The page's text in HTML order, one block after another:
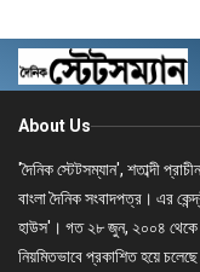
About Us
'দৈনিক স্টেটসম্যান', শতাব্দী
বাংলা দৈনিক সংবাদপত্র। এর
হাউস'। গত ২৮ জুন, ২০০৪ থেকে
নিয়মিতভাবে প্রকাশিত হয়ে